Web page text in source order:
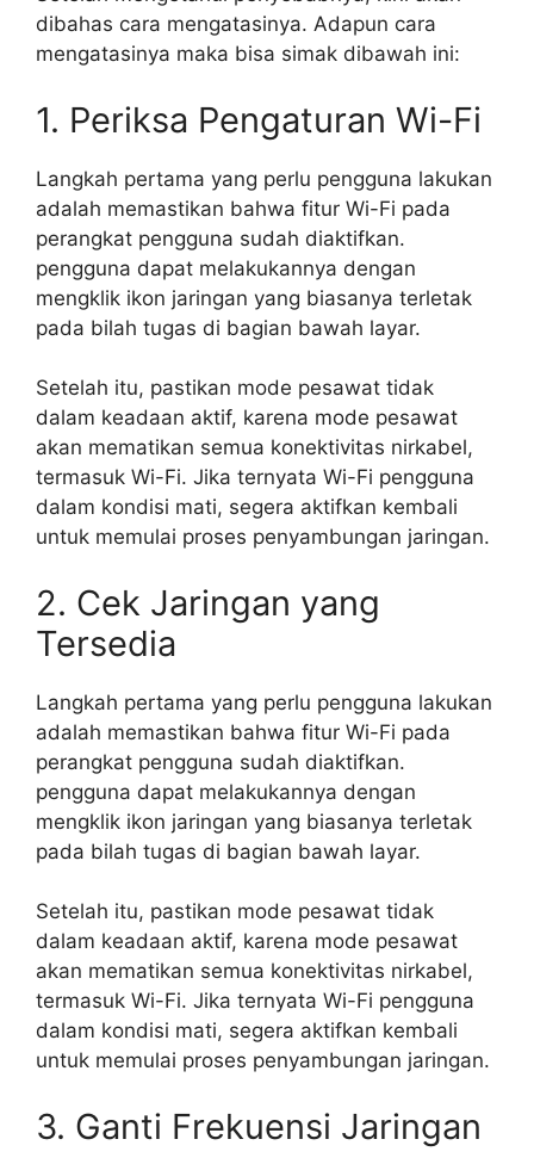
dibahas cara mengatasinya. Adapun cara
mengatasinya maka bisa simak dibawah ini:
1. Periksa Pengaturan Wi-Fi
Langkah pertama yang perlu pengguna lakukan
adalah memastikan bahwa fitur Wi-Fi pada
perangkat pengguna sudah diaktifkan.
pengguna dapat melakukannya dengan
mengklik ikon jaringan yang biasanya terletak
pada bilah tugas di bagian bawah layar.
Setelah itu, pastikan mode pesawat tidak
dalam keadaan aktif, karena mode pesawat
akan mematikan semua konektivitas nirkabel,
termasuk Wi-Fi. Jika ternyata Wi-Fi pengguna
dalam kondisi mati, segera aktifkan kembali
untuk memulai proses penyambungan jaringan.
2. Cek Jaringan yang
Tersedia
Langkah pertama yang perlu pengguna lakukan
adalah memastikan bahwa fitur Wi-Fi pada
perangkat pengguna sudah diaktifkan.
pengguna dapat melakukannya dengan
mengklik ikon jaringan yang biasanya terletak
pada bilah tugas di bagian bawah layar.
Setelah itu, pastikan mode pesawat tidak
dalam keadaan aktif, karena mode pesawat
akan mematikan semua konektivitas nirkabel,
termasuk Wi-Fi. Jika ternyata Wi-Fi pengguna
dalam kondisi mati, segera aktifkan kembali
untuk memulai proses penyambungan jaringan.
3. Ganti Frekuensi Jaringan